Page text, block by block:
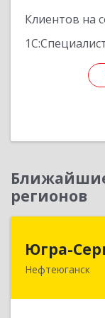
Клиентов на
регионов
Югра-
Нефтеюганск
628303,